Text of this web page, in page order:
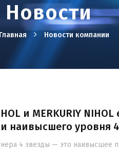
Новости
Главная Новости компании
и MERKURIY
наивысшего уровня
4 звезды — это наивысшее